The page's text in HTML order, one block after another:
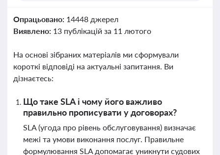
Опрацьовано: 14448 джерел
Виявлено: 13 публікацій за 11 лютого
На основі зібраних матеріалів ми сформували
короткі відповіді на актуальні запитання. Ви
дізнаєтесь:
Що таке SLA і чому його важливо
правильно прописувати у договорах?
SLA (угода про рівень обслуговування) визначає
межі та умови виконання послуг. Правильне
формулювання SLA допомагає уникнути судових